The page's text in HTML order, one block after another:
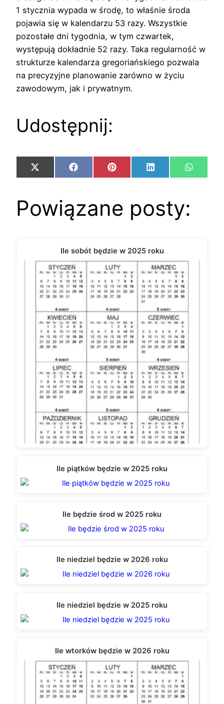
1 stycznia wypada w środę, to właśnie środa
pojawia się w kalendarzu 53 razy. Wszystkie
pozostałe dni tygodnia, w tym czwartek,
występują dokładnie 52 razy. Taka regularność w
strukturze kalendarza gregoriańskiego pozwala
na precyzyjne planowanie zarówno w życiu
zawodowym, jak i prywatnym.
Udostępnij:
Share
on
X
(Twitter)
Share
on
FacebookShare
on
Pinterest Share
on
LinkedIn Share
on
Powiązane posty:
Ile sobót będzie w 2025 roku
Ile piątków będzie w 2025 roku
Ile będzie środ w 2025 roku
Ile niedziel będzie w 2026 roku
Ile niedziel będzie w 2025 roku
Ile wtorków będzie w 2026 roku